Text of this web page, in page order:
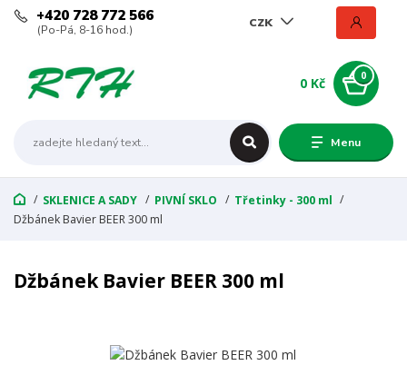
Menu
CZK
+420 728 772 566
(Po-Pá, 8-16 hod.)
0
0 Kč
SKLENICE A SADY PIVNÍ SKLO
Třetinky - 300 ml
Džbánek Bavier BEER 300 ml
Džbánek Bavier BEER 300 ml